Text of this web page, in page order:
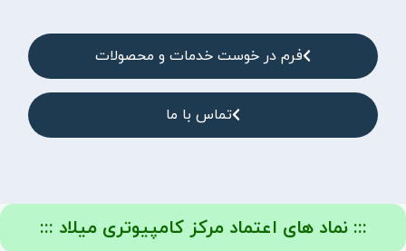
فرم در خوست خدمات و محصولات
تماس با ما
::: نماد های اعتماد مرکز کامپیوتری میلاد :::